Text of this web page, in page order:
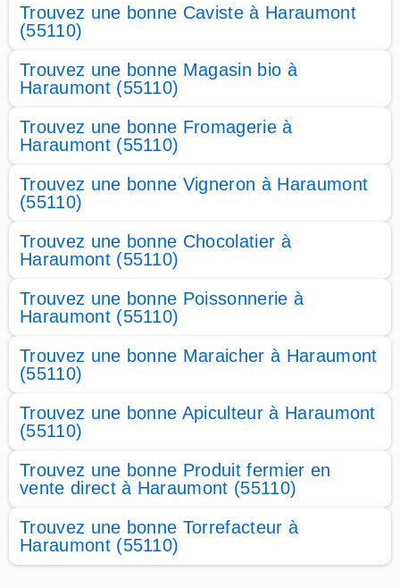
Trouvez une bonne Caviste à Haraumont
(55110)
Trouvez une bonne Magasin bio à
Haraumont (55110)
Trouvez une bonne Fromagerie à
Haraumont (55110)
Trouvez une bonne Vigneron à Haraumont
(55110)
Trouvez une bonne Chocolatier à
Haraumont (55110)
Trouvez une bonne Poissonnerie à
Haraumont (55110)
Trouvez une bonne Maraicher à Haraumont
(55110)
Trouvez une bonne Apiculteur à Haraumont
(55110)
Trouvez une bonne Produit fermier en
vente direct à Haraumont (55110)
Trouvez une bonne Torrefacteur à
Haraumont (55110)